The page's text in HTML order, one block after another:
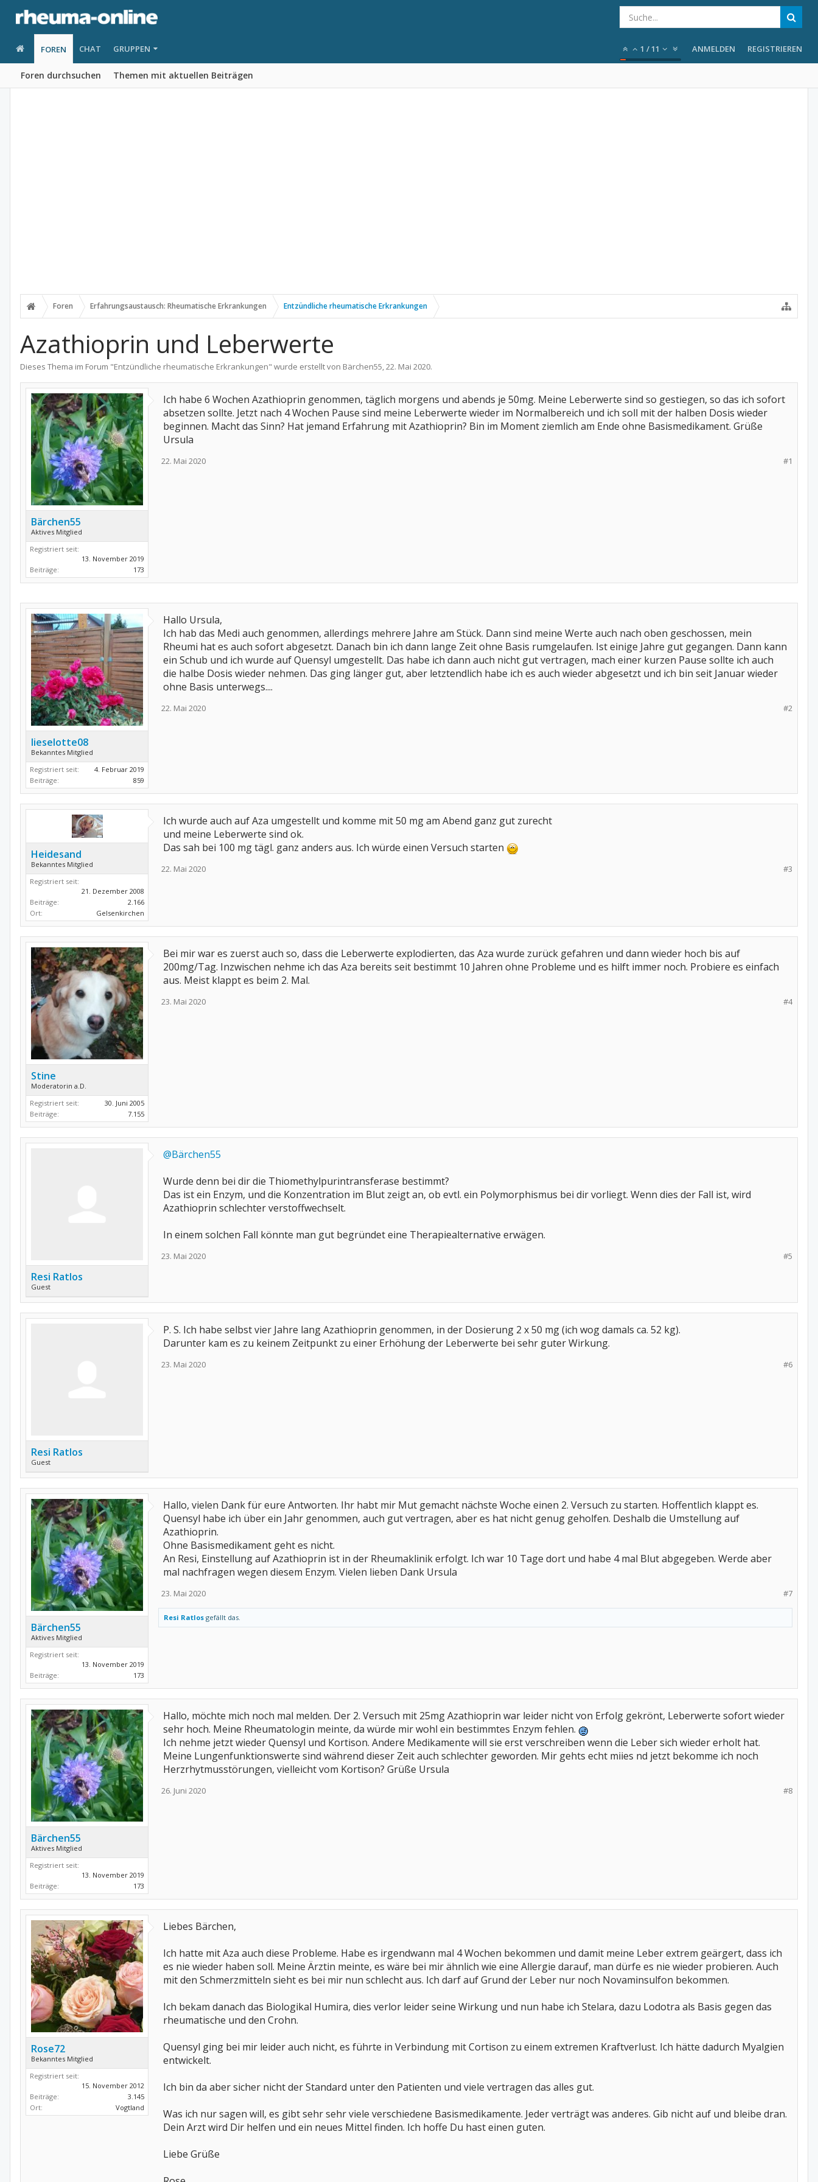
FOREN
Foren durchsuchen Themen mit aktuellen Beiträgen
CHAT GRUPPEN 1 /11 ANMELDEN REGISTRIEREN
Foren Erfahrungsaustausch: Rheumatische Erkrankungen Entzündliche rheumatische Erkrankungen
Azathioprin und Leberwerte
Dieses Thema im Forum "Entzündliche rheumatische Erkrankungen" wurde erstellt von Bärchen55,22. Mai 2020.
Bärchen55
Aktives Mitglied
Registriert seit:
13. November 2019
Beiträge:
173
Ich habe 6 Wochen Azathioprin genommen, täglich morgens und abends je 50mg. Meine Leberwerte sind so gestiegen, so das ich sofort
absetzen sollte. Jetzt nach 4 Wochen Pause sind meine Leberwerte wieder im Normalbereich und ich soll mit der halben Dosis wieder
beginnen. Macht das Sinn? Hat jemand Erfahrung mit Azathioprin? Bin im Moment ziemlich am Ende ohne Basismedikament. Grüße
Ursula
#1
22. Mai 2020
lieselotte08
Bekanntes Mitglied
Registriert seit:
4. Februar 2019
Beiträge:
859
Hallo Ursula,
Ich hab das Medi auch genommen, allerdings mehrere Jahre am Stück. Dann sind meine Werte auch nach oben geschossen, mein
Rheumi hat es auch sofort abgesetzt. Danach bin ich dann lange Zeit ohne Basis rumgelaufen. Ist einige Jahre gut gegangen. Dann kann
ein Schub und ich wurde auf Quensyl umgestellt. Das habe ich dann auch nicht gut vertragen, mach einer kurzen Pause sollte ich auch
die halbe Dosis wieder nehmen. Das ging länger gut, aber letztendlich habe ich es auch wieder abgesetzt und ich bin seit Januar wieder
ohne Basis unterwegs....
#2
22. Mai 2020
Heidesand
Bekanntes Mitglied
Registriert seit:
21. Dezember 2008
Beiträge:
2.166
Ort:
Gelsenkirchen
Ich wurde auch auf Aza umgestellt und komme mit 50 mg am Abend ganz gut zurecht
und meine Leberwerte sind ok.
Das sah bei 100 mg tägl. ganz anders aus. Ich würde einen Versuch starten
#3
22. Mai 2020
Stine
Moderatorin a.D.
Registriert seit:
30. Juni 2005
Beiträge:
7.155
Bei mir war es zuerst auch so, dass die Leberwerte explodierten, das Aza wurde zurück gefahren und dann wieder hoch bis auf
200mg/Tag. Inzwischen nehme ich das Aza bereits seit bestimmt 10 Jahren ohne Probleme und es hilft immer noch. Probiere es einfach
aus. Meist klappt es beim 2. Mal.
#4
23. Mai 2020
Resi Ratlos
Guest
@Bärchen55
Wurde denn bei dir die Thiomethylpurintransferase bestimmt?
Das ist ein Enzym, und die Konzentration im Blut zeigt an, ob evtl. ein Polymorphismus bei dir vorliegt. Wenn dies der Fall ist, wird
Azathioprin schlechter verstoffwechselt.
In einem solchen Fall könnte man gut begründet eine Therapiealternative erwägen.
#5
23. Mai 2020
Resi Ratlos
Guest
P. S. Ich habe selbst vier Jahre lang Azathioprin genommen, in der Dosierung 2 x 50 mg (ich wog damals ca. 52 kg).
Darunter kam es zu keinem Zeitpunkt zu einer Erhöhung der Leberwerte bei sehr guter Wirkung.
#6
23. Mai 2020
Bärchen55
Aktives Mitglied
Registriert seit:
13. November 2019
Beiträge:
173
Hallo, vielen Dank für eure Antworten. Ihr habt mir Mut gemacht nächste Woche einen 2. Versuch zu starten. Hoffentlich klappt es.
Quensyl habe ich über ein Jahr genommen, auch gut vertragen, aber es hat nicht genug geholfen. Deshalb die Umstellung auf
Azathioprin.
Ohne Basismedikament geht es nicht.
An Resi, Einstellung auf Azathioprin ist in der Rheumaklinik erfolgt. Ich war 10 Tage dort und habe 4 mal Blut abgegeben. Werde aber
mal nachfragen wegen diesem Enzym. Vielen lieben Dank Ursula
#7
23. Mai 2020
Resi Ratlos gefällt das.
Bärchen55
Aktives Mitglied
Registriert seit:
13. November 2019
Beiträge:
173
Hallo, möchte mich noch mal melden. Der 2. Versuch mit 25mg Azathioprin war leider nicht von Erfolg gekrönt, Leberwerte sofort wieder
sehr hoch. Meine Rheumatologin meinte, da würde mir wohl ein bestimmtes Enzym fehlen.
Ich nehme jetzt wieder Quensyl und Kortison. Andere Medikamente will sie erst verschreiben wenn die Leber sich wieder erholt hat.
Meine Lungenfunktionswerte sind während dieser Zeit auch schlechter geworden. Mir gehts echt miies nd jetzt bekomme ich noch
Herzrhytmusstörungen, vielleicht vom Kortison? Grüße Ursula
#8
26. Juni 2020
Rose72
Bekanntes Mitglied
Registriert seit:
15. November 2012
Beiträge:
3.145
Ort:
Vogtland
Liebes Bärchen,
Ich hatte mit Aza auch diese Probleme. Habe es irgendwann mal 4 Wochen bekommen und damit meine Leber extrem geärgert, dass ich
es nie wieder haben soll. Meine Ärztin meinte, es wäre bei mir ähnlich wie eine Allergie darauf, man dürfe es nie wieder probieren. Auch
mit den Schmerzmitteln sieht es bei mir nun schlecht aus. Ich darf auf Grund der Leber nur noch Novaminsulfon bekommen.
Ich bekam danach das Biologikal Humira, dies verlor leider seine Wirkung und nun habe ich Stelara, dazu Lodotra als Basis gegen das
rheumatische und den Crohn.
Quensyl ging bei mir leider auch nicht, es führte in Verbindung mit Cortison zu einem extremen Kraftverlust. Ich hätte dadurch Myalgien
entwickelt.
Ich bin da aber sicher nicht der Standard unter den Patienten und viele vertragen das alles gut.
Was ich nur sagen will, es gibt sehr sehr viele verschiedene Basismedikamente. Jeder verträgt was anderes. Gib nicht auf und bleibe dran.
Dein Arzt wird Dir helfen und ein neues Mittel finden. Ich hoffe Du hast einen guten.
Liebe Grüße